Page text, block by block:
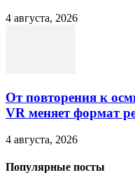
4 августа, 2026
От повторения к
VR меняет формат
4 августа, 2026
Популярные посты